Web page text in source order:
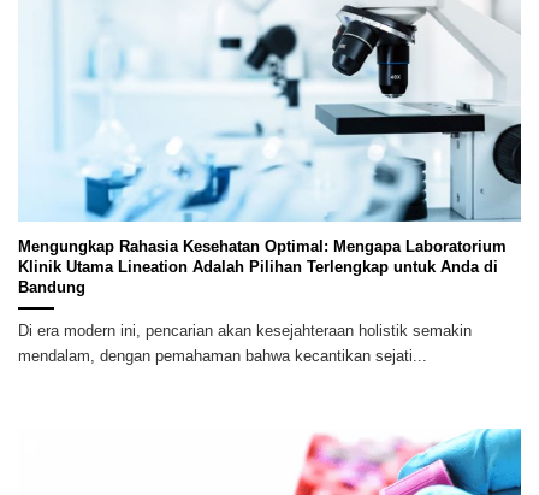
Mengungkap Rahasia Kesehatan Optimal: Mengapa Laboratorium
Klinik Utama Lineation Adalah Pilihan Terlengkap untuk Anda di
Bandung
Di era modern ini, pencarian akan kesejahteraan holistik semakin
mendalam, dengan pemahaman bahwa kecantikan sejati...